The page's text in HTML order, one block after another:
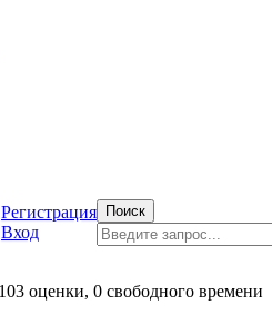
Регистрация
Вход
Поиск